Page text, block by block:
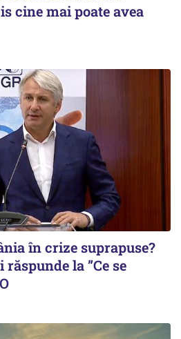
cine mai poate avea
în crize suprapuse?
la ”Ce se